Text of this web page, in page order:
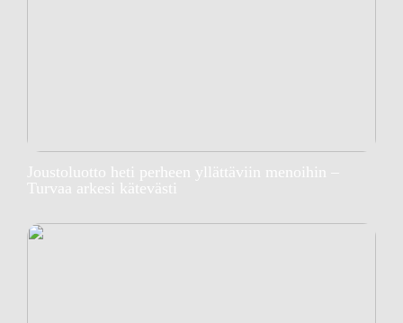
Joustoluotto heti perheen yllättäviin menoihin –
Turvaa arkesi kätevästi